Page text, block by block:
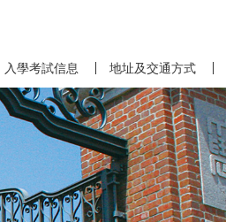
入學考試信息 地址及交通方式